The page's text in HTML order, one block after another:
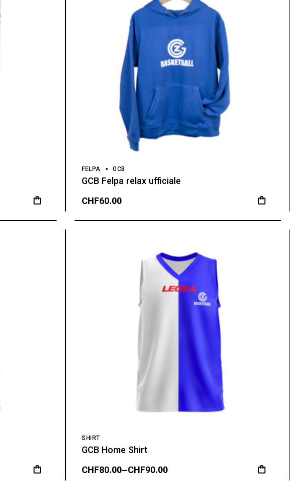
FELPA GCB
GCB Felpa relax ufficiale
CHF60.00
SHIRT
GCB Home Shirt
CHF80.00–CHF90.00